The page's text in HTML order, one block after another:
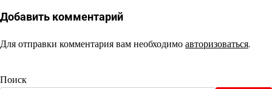
Добавить комментарий
Для отправки комментария вам необходимоавторизоваться.
Поиск